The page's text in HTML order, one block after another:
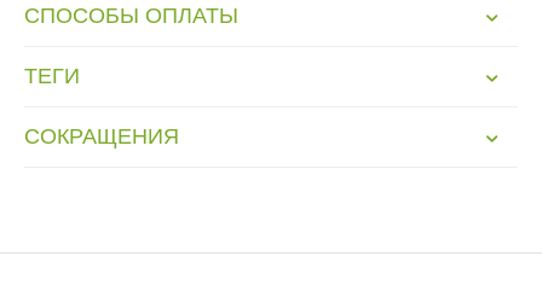
СПОСОБЫ ОПЛАТЫ
ТЕГИ
СОКРАЩЕНИЯ